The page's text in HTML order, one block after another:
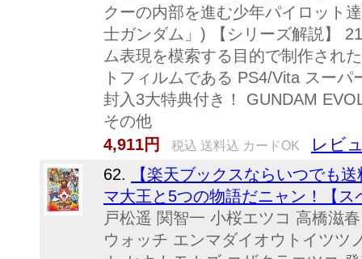
クーの内部を進む少年パイロット
士ガンダム」) 【シリーズ解説】
ム表現を模索する目的で制作され
トフィルムである PS4/Vita スー
封入3大特典付き！ GUNDAM
その他
4,911円
税込 送料込 カードOK レビ
62.
【楽天ブックスならいつでも
マ大王と5つの物語だニャン！【
戸松遥 関智一 小桜エツコ 高橋滋
ウォッチ エンマダイオウトイツツ